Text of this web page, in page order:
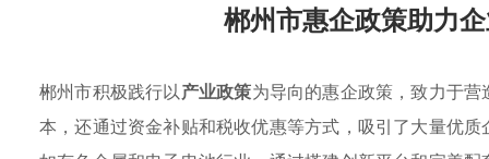
郴州市惠企政策助力
郴州市积极践行以产业政策为导向的惠企政策，致力于
本，还通过资金补贴和税收优惠等方式，吸引了大量优